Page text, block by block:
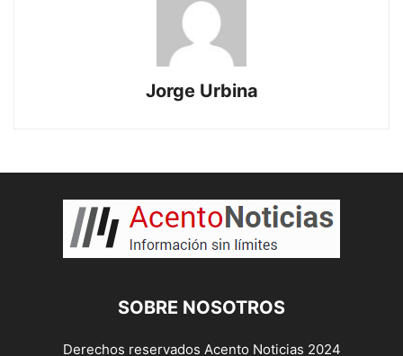
Jorge Urbina
SOBRE NOSOTROS
Derechos reservados Acento Noticias 2024